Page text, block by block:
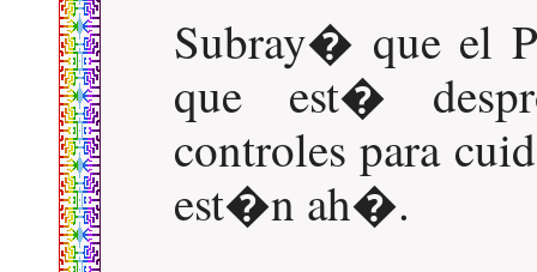
Subray� que el
que est�
controles para
est�n ah�.